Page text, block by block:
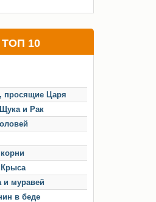
ТОП 10
просящие Царя
и Рак
и муравей
в беде